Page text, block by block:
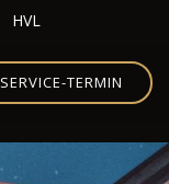
HVL
SERVICE-TERMIN